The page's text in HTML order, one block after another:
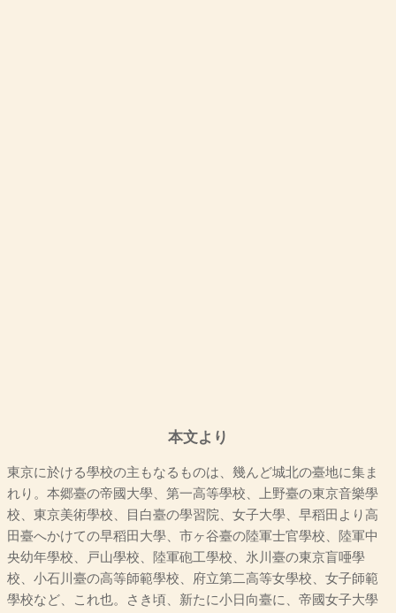
本文より
東京に於ける學校の主もなるものは、幾んど城北の臺地に集ま
れり。本郷臺の帝國大學、第一高等學校、上野臺の東京音樂學
校、東京美術學校、目白臺の學習院、女子大學、早稻田より高
田臺へかけての早稻田大學、市ヶ谷臺の陸軍士官學校、陸軍中
央幼年學校、戸山學校、陸軍砲工學校、氷川臺の東京盲唖學
校、小石川臺の高等師範學校、府立第二高等女學校、女子師範
學校など、これ也。さき頃、新たに小日向臺に、帝國女子大學